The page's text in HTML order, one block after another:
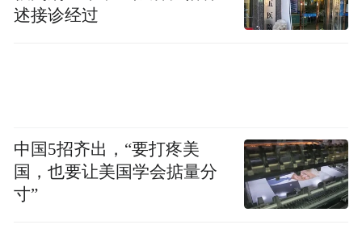
述接诊经过
中国5招齐出，“要打疼美
国，也要让美国学会掂量分
寸”